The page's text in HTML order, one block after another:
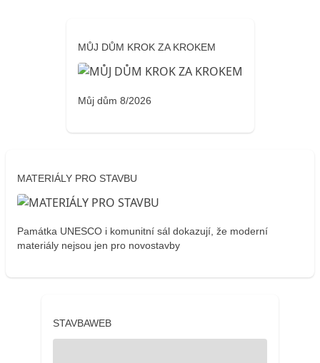
MŮJ DŮM KROK ZA KROKEM
Můj dům 8/2026
MATERIÁLY PRO STAVBU
Památka UNESCO i komunitní sál dokazují, že moderní
materiály nejsou jen pro novostavby
STAVBAWEB